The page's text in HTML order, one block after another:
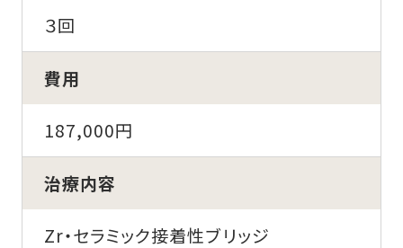
３回
費用
187,000円
治療内容
Zr・セラミック接着性ブリッジ